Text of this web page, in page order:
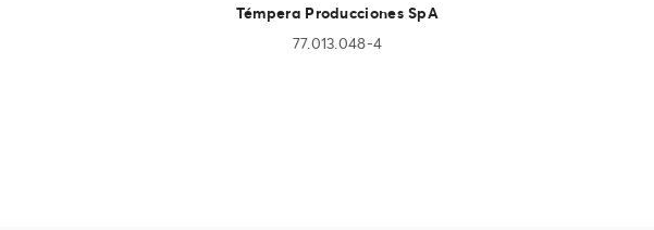
Témpera Producciones SpA
77.013.048-4